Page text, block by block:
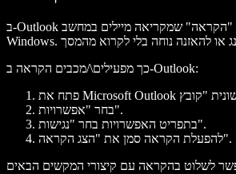
ב-Outlook יש תכונה שנקראת "הקראה" שמקריאה מיילים במחשב
כך מפעילים\/מכבים הקראה ב-Outlook:
בחר "אפשרויות".
בתפריט האפשרויות בחר "נגישות".
להפעלת הקראה סמן את "הצג הקראה".